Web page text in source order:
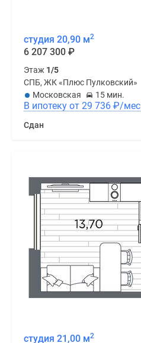
студия 20,90 м2
6 207 300 ₽
Этаж 1/5
СПБ, ЖК «Плюс Пулковский»
Московская
15 мин.
В ипотеку от 29 736 ₽/мес
Сдан
студия 21,00 м2